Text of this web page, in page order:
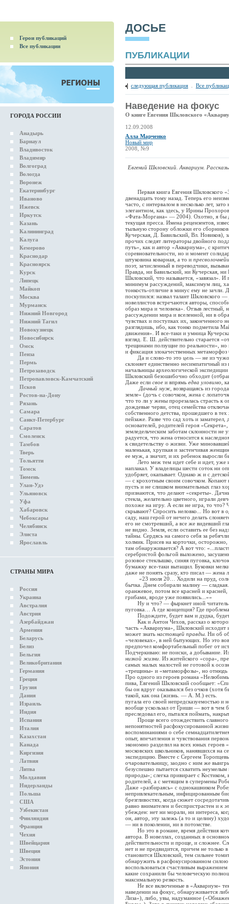
Герои публикаций
Все публикации
ГОРОДА РОССИИ
Анадырь
Барнаул
Владивосток
Владимир
Волгоград
Вологда
Воронеж
Екатеринбург
Иваново
Ижевск
Иркутск
Казань
Калининград
Калуга
Кемерово
Краснодар
Красноярск
Курск
Липецк
Майкоп
Москва
Мурманск
Нижний Новгород
Нижний Тагил
Новокузнецк
Новосибирск
Омск
Пенза
Пермь
Петрозаводск
Петропавловск-Камчатский
Псков
Ростов-на-Дону
Рязань
Самара
Санкт-Петербург
Саратов
Смоленск
Тамбов
Тверь
Тольятти
Томск
Тюмень
Улан-Удэ
Ульяновск
Уфа
Хабаровск
Чебоксары
Челябинск
Элиста
Ярославль
СТРАНЫ МИРА
Россия
Украина
Австралия
Австрия
Азербайджан
Армения
Беларусь
Белиз
Бельгия
Великобритания
Германия
Греция
Грузия
Дания
Израиль
Индия
Испания
Италия
Казахстан
Канада
Киргизия
Латвия
Литва
Молдавия
Нидерланды
Польша
США
Узбекистан
Финляндия
Франция
Чехия
Швейцария
Швеция
Эстония
Япония
ДОСЬЕ
ПУБЛИКАЦИИ
следующая публикация Все
Наведение на фокус
О книге Евгения Шкловского
12.09.2008
Алла Марченко
Новый мир
2008, №9
Евгений Шкловский. Аквариум.
Первая книга Евгения Шкловского
двенадцать тому назад. Теперь его
часто, с интервалом в несколько лет,
элегантном, как здесь, у Ирины
«Фата-Моргана» — 2004). Охотно, я бы
текущая пресса. Имена рецензентов,
тыльную сторону обложки его
Кучерская, Д. Бавильский, Вл. Новиков),
прочих следят литераторы двойного
путь», как и автор «Аквариума», с
соревновательности, но и момент
штуковина коварная, а то и
поэт, зачисленный в переводчики,
Правда, ни Бавильский, ни Кучерская, ни
Шкловский, что называется, «завязал».
минимум рассуждений, максимум лиц,
тонкость-отличие в минус ему не зачли.
поскупился: назвал талант Шкловского —
новеллистов встречаются авторы,
образ мира и человека». Отзыв
рассуждении мира и вселенной, ни в
чувствах и поступках их, законченного
разглядишь, ибо, как тонко подметила
движения». И все-таки и умница
взгляд. Е. Ш. действительно старается
трещинами ползущие по реальности»,
и фиксация злокачественных
Да и слово-то это цель — не из
склоняет единственно несимпатичный
начальницы археологической
Шкловский безошибочно обходит
Даже если свое и впрямь едва уловимо ,
Дачный муж , возвращаясь из
земле» (дочь с совочком, жена с
что то ли у жены прорезалась страсть к
дождевые черви, отец семейства
собственного детства, прошедшего в
пейзаже. Разве что сад хоть и
основателей, родителей героя
земледельческим заботам склонности
радуется, что жена относится к
к свидетельству о жизни. Уже
маленькая, хрупкая и застенчивая
ее муж, а значит, и их ребенок выросли
Лето меж тем идет себе и идет, уже и
наплакал. У владелицы шести соток ни
удобряет, окапывает. Однако ж и с
— с крохотным своим совочком. Копают
пусть и не слишком внимательных глаз
признаются, что делают «секреты».
стекла, желательно цветного, играли
похоже на игру. А если не игра, то
скрывают? Спросить неловко... Но вот в
саду, наш герой от нечего делать
его не смотревший, а все же видевший
не видно. Земля, если оставить ее без
тайны. Сердясь на самого себя за
холмик. Присев на корточки,
там обнаруживается? А вот что:
серебристой фольгой выложено,
розовое стеклышко, синяя пуговка,
бумажку все-таки вытащил. Буковки
даже не понять сразу, кто писал — жена
«23 июля 20… Ходили на пруд,
бычка. Днем собирали малину —
оранжевое, потом все красней и
грибами, вроде уже появились...»»
Ну и что? — фыркнет иной читатель
пуговка… А где концепция? Где
Подождите, будет вам и дудка, будет
Как и Антон Чехов, рассказ о
часть «Аквариума», Шкловский исходит
может знать настоящей правды . Ни об
«человеках», в ней бытующих. Но это
предпочел комфортабельный побег от
Подчеркиваю: не поиски, а добывание.
низкой жизни . Из житейского «сора»,
самых малых малостей не готовой к
«трещины» и «метаморфозы», но отнюдь
Про одного из героев романа
пива, Евгений Шкловский сообщает:
бы он вдруг оказывался без очков (хотя
такой, как она (жизнь. — А. М.) есть. В
пугала его своей непредсказуемостью
вообще ускользал от Гриши — вот в чем
преследовал его, пытался поймать,
Проще всего отождествить славного
непонятностей расфокусированной
воспоминаниями о себе
опыт, впечатления и чувствования
экономно разделил на всех юных
московских школьников, нанявшихся на
экспедицию. Вместе с Сергеем
очаровательницу, заодно с ним же
безуспешно пытается схватить
природы»; слегка привирает с
родителей, а с метящим в супермены
Даже «разбираясь» с однокашником
непривлекательным, инфицированным
брезгливостях, когда сюжет
равно внимателен и беспристрастен и к
убежден: нет ни морали, ни интереса,
он, автор, эту залежь (а то и целину)
— ни в поколении, ни в потомстве.
Но это в романе, время действия
автора. В новеллах, созданных в
действительности и проще, и сложнее.
нет и не предвидится, причем не
становится Шкловский, тем сильнее
обнаружить в расфокусированном силою
воспользоваться счастливым
какие сохранили бы человеческую
максимальную резкость.
Не все включенные в «Аквариум»
наведении на фокус, обнаруживается
Лиза»), либо, увы, надуманное